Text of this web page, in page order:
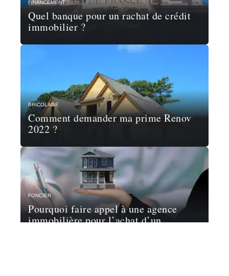
FINANCEMENT
Quel banque pour un rachat de crédit
immobilier ?
BRICOLAGE
Comment demander ma prime Renov
2022 ?
FONCIER
Pourquoi faire appel à une agence
immobilière pour l’achat d’un